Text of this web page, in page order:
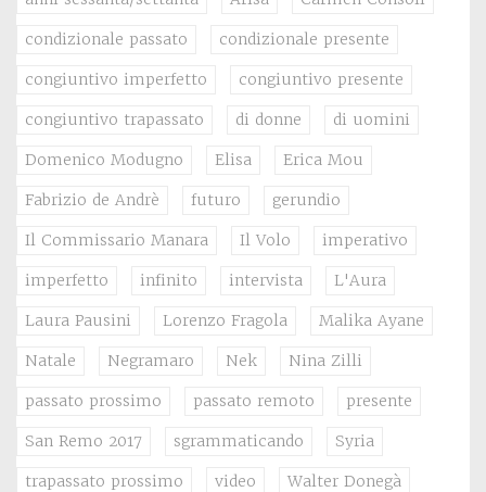
condizionale passato condizionale presente
congiuntivo imperfetto congiuntivo presente
congiuntivo trapassato di donne di uomini
Domenico Modugno Elisa Erica Mou
Fabrizio de Andrè futuro gerundio
Il Commissario Manara Il Volo imperativo
imperfetto infinito intervista L'Aura
Laura Pausini Lorenzo Fragola Malika Ayane
Natale Negramaro Nek Nina Zilli
passato prossimo passato remoto presente
San Remo 2017 sgrammaticando Syria
trapassato prossimo video Walter Donegà